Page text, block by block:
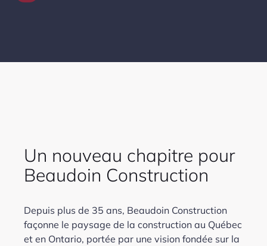
Un nouveau chapitre pour
Beaudoin Construction
Depuis plus de 35 ans, Beaudoin Construction
façonne le paysage de la construction au Québec
et en Ontario, portée par une vision fondée sur la